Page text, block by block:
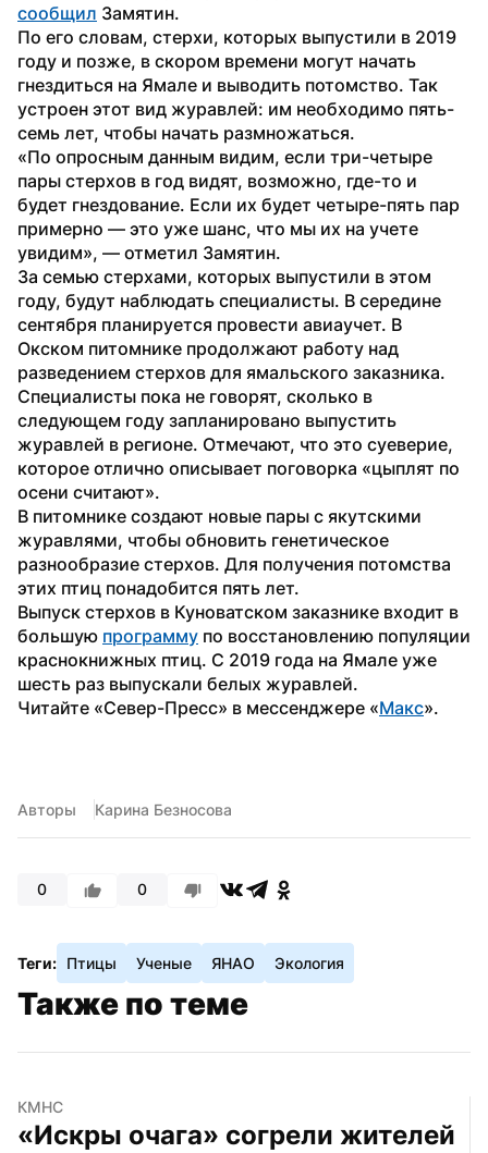
сообщил Замятин.
По его словам, стерхи, которых выпустили в 2019
году и позже, в скором времени могут начать
гнездиться на Ямале и выводить потомство. Так
устроен этот вид журавлей: им необходимо пять-
семь лет, чтобы начать размножаться.
«По опросным данным видим, если три-четыре
пары стерхов в год видят, возможно, где-то и
будет гнездование. Если их будет четыре-пять пар
примерно — это уже шанс, что мы их на учете
увидим», — отметил Замятин.
За семью стерхами, которых выпустили в этом
году, будут наблюдать специалисты. В середине
сентября планируется провести авиаучет. В
Окском питомнике продолжают работу над
разведением стерхов для ямальского заказника.
Специалисты пока не говорят, сколько в
следующем году запланировано выпустить
журавлей в регионе. Отмечают, что это суеверие,
которое отлично описывает поговорка «цыплят по
осени считают».
В питомнике создают новые пары с якутскими
журавлями, чтобы обновить генетическое
разнообразие стерхов. Для получения потомства
этих птиц понадобится пять лет.
Выпуск стерхов в Куноватском заказнике входит в
большую программу по восстановлению популяции
краснокнижных птиц. С 2019 года на Ямале уже
шесть раз выпускали белых журавлей.
Читайте «Север-Пресс» в мессенджере «Макс».
Авторы Карина Безносова
0 0
Теги: Птицы Ученые ЯНАО Экология
Также по теме
КМНС
«Искры очага» согрели жителей